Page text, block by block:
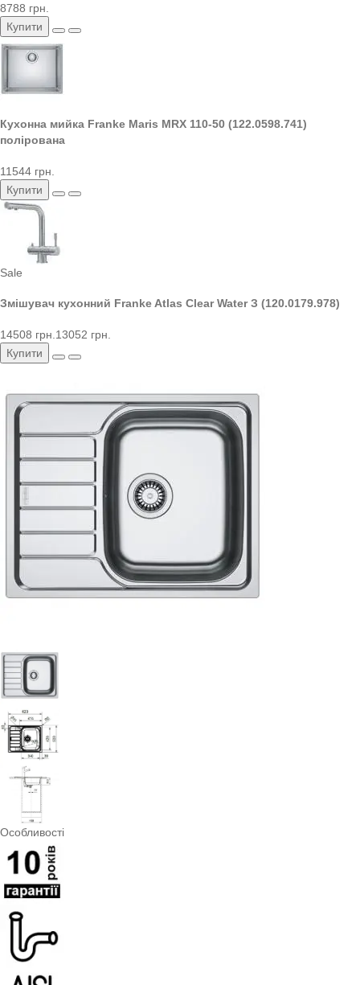
8788 грн.
Купити
Кухонна мийка Franke Maris MRX 110-50 (122.0598.741)
полірована
11544 грн.
Купити
Sale
Змішувач кухонний Franke Atlas Clear Water З (120.0179.978)
14508 грн. 13052 грн.
Купити
Особливості